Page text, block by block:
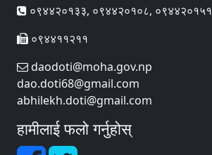
०९४४२०१३३, ०९४४२०१०८, ०९४४२०१५१
०९४४११२११
daodoti@moha.gov.np
dao.doti68@gmail.com
abhilekh.doti@gmail.com
हामीलाई फलो गर्नुहोस्